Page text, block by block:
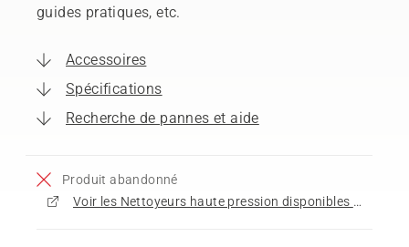
guides pratiques, etc.
Accessoires
Spécifications
Recherche de pannes et aide
Produit abandonné
Voir les Nettoyeurs haute pression disponibles à l'achat